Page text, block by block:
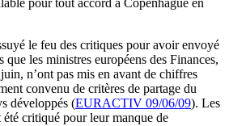
pour tout accord à Copenhague en
le feu des critiques pour avoir envoyé
que les ministres européens des Finances,
n’ont pas mis en avant de chiffres
convenu de critères de partage du
développés (EURACTIV 09/06/09). Les
critiqué pour leur manque de